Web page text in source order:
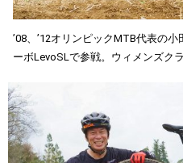
’08、’12オリンピックMTB代表の
ーボLevoSLで参戦。ウィメンズク